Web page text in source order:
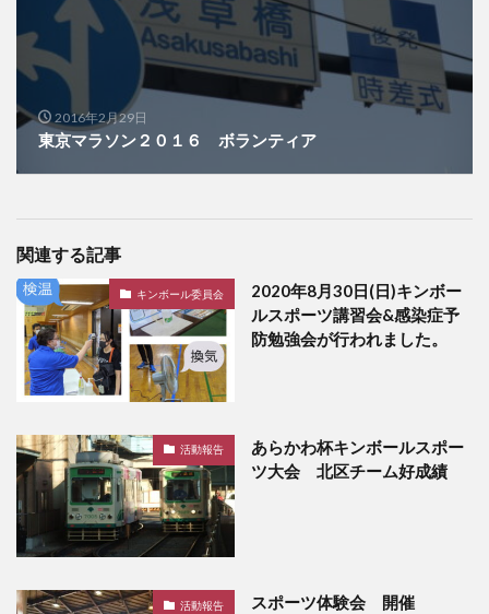
2016年2月29日
東京マラソン２０１６ ボランティア
関連する記事
キンボール委員会
2020年8月30日(日)キンボー
ルスポーツ講習会&感染症予
防勉強会が行われました。
活動報告
あらかわ杯キンボールスポー
ツ大会 北区チーム好成績
活動報告 スポーツ体験会 開催